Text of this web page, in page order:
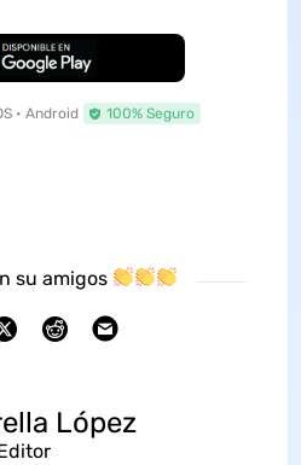
Gratuita
• Android 100% Seguro
su amigos
López